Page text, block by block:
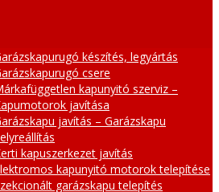
készítés, legyártás
csere
kapunyitó szerviz –
javítása
javítás – Garázskapu
kapuszerkezet javítás
kapunyitó motorok telepítése
garázskapu telepítés